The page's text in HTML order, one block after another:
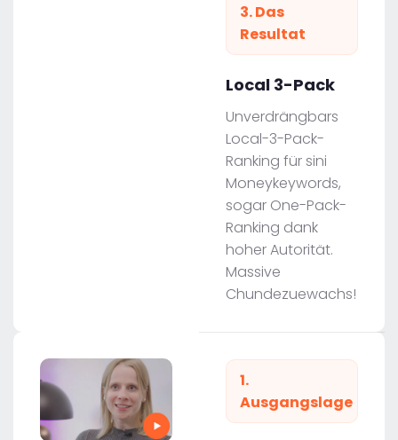
3. Das
Resultat
Local 3-Pack
Unverdrängbars
Local-3-Pack-
Ranking für sini
Moneykeywords,
sogar One-Pack-
Ranking dank
hoher Autorität.
Massive
Chundezuewachs!
1.
Ausgangslage